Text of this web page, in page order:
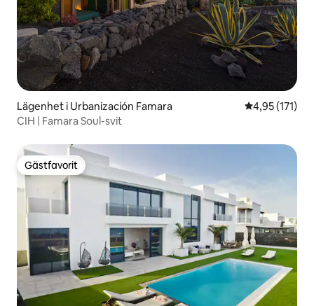
Lägenhet i Urbanización Famara 4,95 av 5 i
4,95 (171)
CIH | Famara Soul-svit
Gästfavorit
Gästfavorit